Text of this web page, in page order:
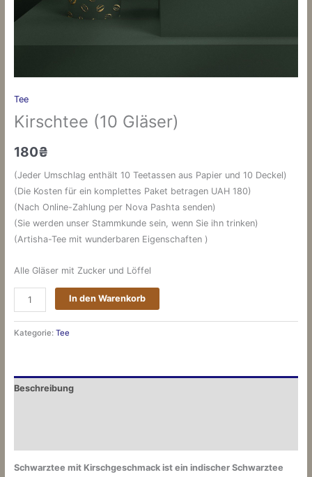
Tee
Kirschtee (10 Gläser)
180₴
(Jeder Umschlag enthält 10 Teetassen aus Papier und 10 Deckel)
(Die Kosten für ein komplettes Paket betragen UAH 180)
(Nach Online-Zahlung per Nova Pashta senden)
(Sie werden unser Stammkunde sein, wenn Sie ihn trinken)
(Artisha-Tee mit wunderbaren Eigenschaften )
Alle Gläser mit Zucker und Löffel
In den Warenkorb
Kategorie: Tee
Beschreibung
Schwarztee mit Kirschgeschmack ist ein indischer Schwarztee